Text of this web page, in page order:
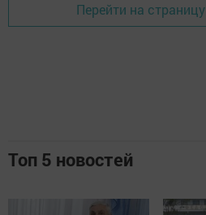
Перейти на
Топ 5 новостей